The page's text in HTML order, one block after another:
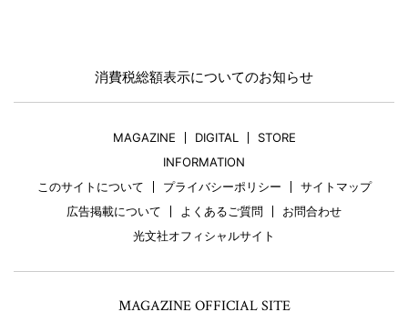
消費税総額表示についてのお知らせ
MAGAZINE DIGITAL
STORE
INFORMATION
このサイトについて
プライバシーポリシー
サイトマップ
広告掲載について
よくあるご質問
お問合わせ
光文社オフィシャルサイト
MAGAZINE OFFICIAL SITE